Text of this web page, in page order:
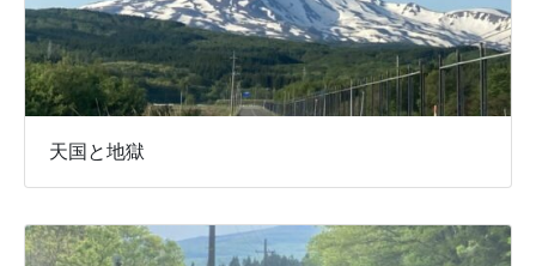
天国と地獄